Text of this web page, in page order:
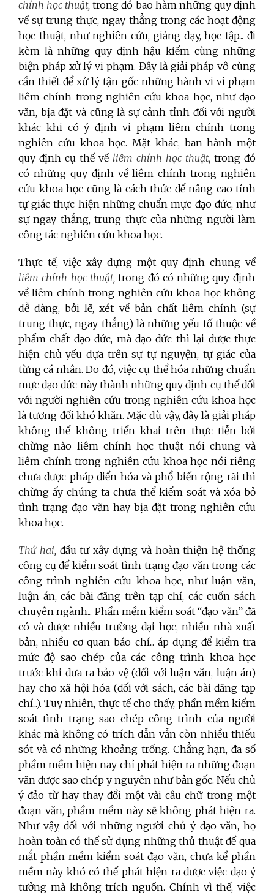
chính học thuật, trong đó bao hàm những quy định
về sự trung thực, ngay thẳng trong các hoạt động
học thuật, như nghiên cứu, giảng dạy, học tập... đi
kèm là những quy định hậu kiểm cùng những
biện pháp xử lý vi phạm. Đây là giải pháp vô cùng
cần thiết để xử lý tận gốc những hành vi vi phạm
liêm chính trong nghiên cứu khoa học, như đạo
văn, bịa đặt và cũng là sự cảnh tỉnh đối với người
khác khi có ý định vi phạm liêm chính trong
nghiên cứu khoa học. Mặt khác, ban hành một
quy định cụ thể về liêm chính học thuật, trong đó
có những quy định về liêm chính trong nghiên
cứu khoa học cũng là cách thức để nâng cao tính
tự giác thực hiện những chuẩn mực đạo đức, như
sự ngay thẳng, trung thực của những người làm
công tác nghiên cứu khoa học.
Thực tế, việc xây dựng một quy định chung về
liêm chính học thuật, trong đó có những quy định
về liêm chính trong nghiên cứu khoa học không
dễ dàng, bởi lẽ, xét về bản chất liêm chính (sự
trung thực, ngay thẳng) là những yếu tố thuộc về
phẩm chất đạo đức, mà đạo đức thì lại được thực
hiện chủ yếu dựa trên sự tự nguyện, tự giác của
từng cá nhân. Do đó, việc cụ thể hóa những chuẩn
mực đạo đức này thành những quy định cụ thể đối
với người nghiên cứu trong nghiên cứu khoa học
là tương đối khó khăn. Mặc dù vậy, đây là giải pháp
không thể không triển khai trên thực tiễn bởi
chừng nào liêm chính học thuật nói chung và
liêm chính trong nghiên cứu khoa học nói riêng
chưa được pháp điển hóa và phổ biến rộng rãi thì
chừng ấy chúng ta chưa thể kiểm soát và xóa bỏ
tình trạng đạo văn hay bịa đặt trong nghiên cứu
khoa học.
Thứ hai, đầu tư xây dựng và hoàn thiện hệ thống
công cụ để kiểm soát tình trạng đạo văn trong các
công trình nghiên cứu khoa học, như luận văn,
luận án, các bài đăng trên tạp chí, các cuốn sách
chuyên ngành... Phần mềm kiểm soát “đạo văn” đã
có và được nhiều trường đại học, nhiều nhà xuất
bản, nhiều cơ quan báo chí... áp dụng để kiểm tra
mức độ sao chép của các công trình khoa học
trước khi đưa ra bảo vệ (đối với luận văn, luận án)
hay cho xã hội hóa (đối với sách, các bài đăng tạp
chí...). Tuy nhiên, thực tế cho thấy, phần mềm kiểm
soát tình trạng sao chép công trình của người
khác mà không có trích dẫn vẫn còn nhiều thiếu
sót và có những khoảng trống. Chẳng hạn, đa số
phầm mềm hiện nay chỉ phát hiện ra những đoạn
văn được sao chép y nguyên như bản gốc. Nếu chủ
ý đảo từ hay thay đổi một vài câu chữ trong một
đoạn văn, phầm mềm này sẽ không phát hiện ra.
Như vậy, đối với những người chủ ý đạo văn, họ
hoàn toàn có thể sử dụng những thủ thuật để qua
mắt phần mềm kiểm soát đạo văn, chưa kể phần
mềm này khó có thể phát hiện ra được việc đạo ý
tưởng mà không trích nguồn. Chính vì thế, việc